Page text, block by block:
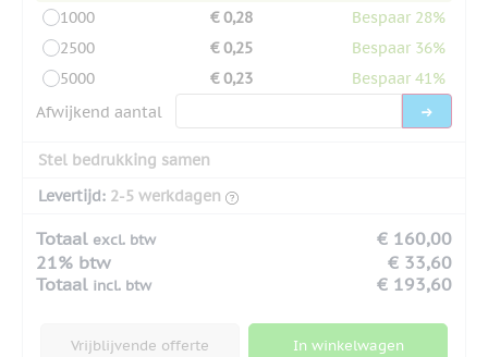
1000
€ 0,28
Bespaar 28%
2500
€ 0,25
Bespaar 36%
5000
€ 0,23
Bespaar 41%
Afwijkend aantal
Stel bedrukking samen
Levertijd: 2-5 werkdagen
Totaal excl. btw
€ 160,00
21% btw
€ 33,60
Totaal incl. btw € 193,60
Vrijblijvende offerte In winkelwagen